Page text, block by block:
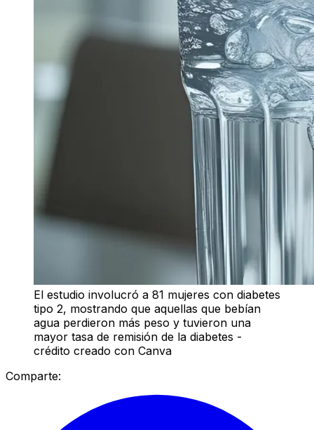
El estudio involucró a 81 mujeres con diabetes
tipo 2, mostrando que aquellas que bebían
agua perdieron más peso y tuvieron una
mayor tasa de remisión de la diabetes -
crédito creado con Canva
Comparte: